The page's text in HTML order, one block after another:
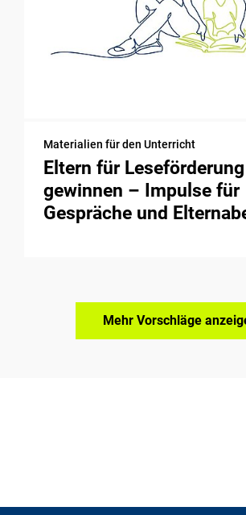
Materialien für den Unterricht
Eltern für Leseförderung
gewinnen – Impulse für
Gespräche und
Mehr Vorschläge